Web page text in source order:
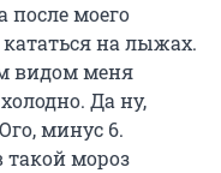
после моего
на лыжах.
видом меня
Да ну,
минус 6.
такой мороз